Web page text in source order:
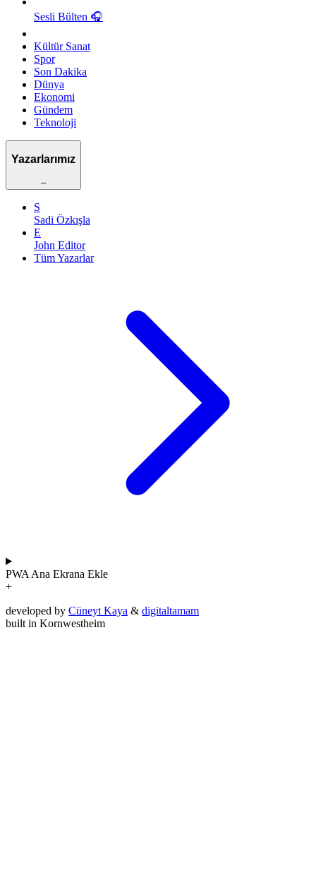
Sesli Bülten 🎧
Kültür Sanat
Spor
Son Dakika
Dünya
Ekonomi
Gündem
Teknoloji
Yazarlarımız
–
S
Sadi Özkışla
E
John Editor
Tüm Yazarlar
PWA Ana Ekrana Ekle
+
developed by Cüneyt Kaya & digitaltamam
built in Kornwestheim